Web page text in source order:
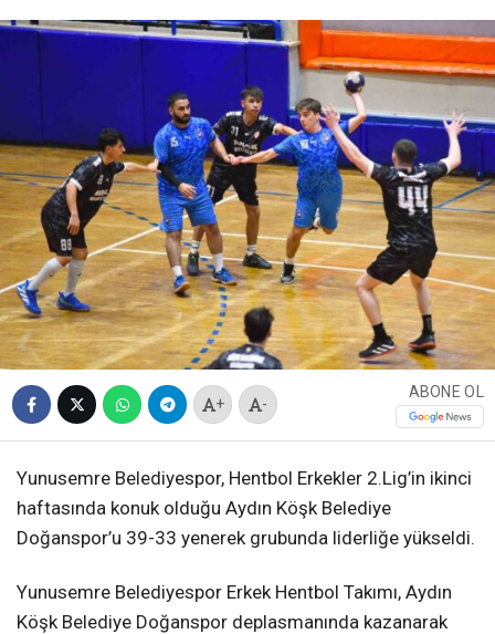
+ -
ABONE OL
Yunusemre Belediyespor, Hentbol Erkekler 2.Lig’in ikinci
haftasında konuk olduğu Aydın Köşk Belediye
Doğanspor’u 39-33 yenerek grubunda liderliğe yükseldi.
Yunusemre Belediyespor Erkek Hentbol Takımı, Aydın
Köşk Belediye Doğanspor deplasmanında kazanarak